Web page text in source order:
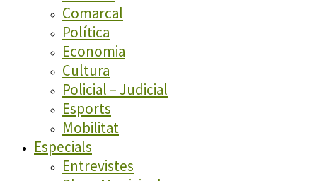
Comarcal
Política
Economia
Cultura
Policial – Judicial
Esports
Mobilitat
Especials
Entrevistes